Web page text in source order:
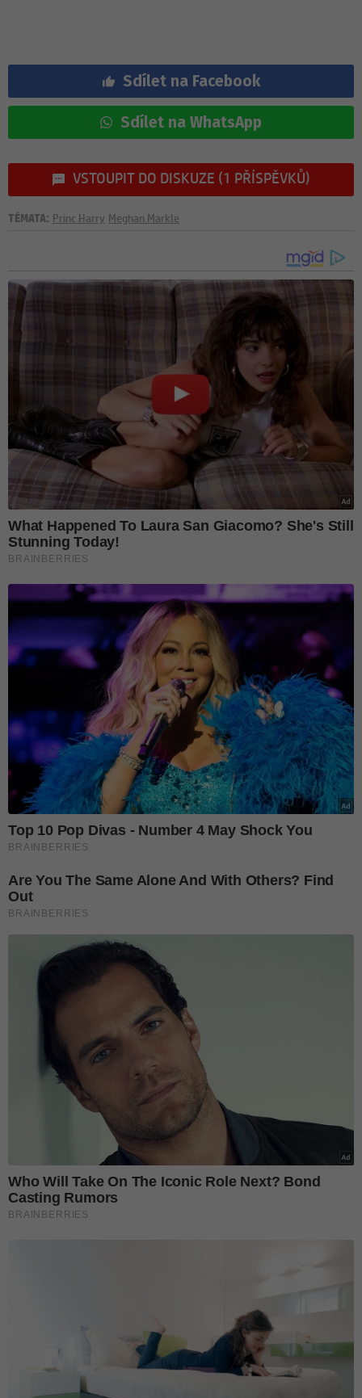
Sdílet na Facebook
Sdílet na WhatsApp
VSTOUPIT DO DISKUZE (1 PŘÍSPĚVKŮ)
TÉMATA: Princ Harry Meghan Markle